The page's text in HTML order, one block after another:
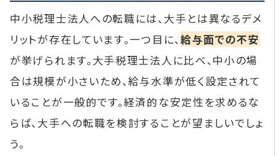
中小税理士法人への転職には、大手とは異なるデメ
リットが存在しています。一つ目に、給与面での不安
が挙げられます。大手税理士法人に比べ、中小の場
合は規模が小さいため、給与水準が低く設定されて
いることが一般的です。経済的な安定性を求めるな
らば、大手への転職を検討することが望ましいでしょ
う。